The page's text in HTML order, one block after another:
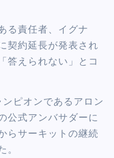
る責任者、イグナ
契約延長が発表され
答えられない」とコ
ピオンであるアロン
公式アンバサダーに
らサーキットの継続
。